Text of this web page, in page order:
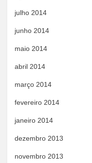
julho 2014
junho 2014
maio 2014
abril 2014
março 2014
fevereiro 2014
janeiro 2014
dezembro 2013
novembro 2013